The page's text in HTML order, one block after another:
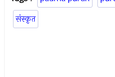
संस्कृत